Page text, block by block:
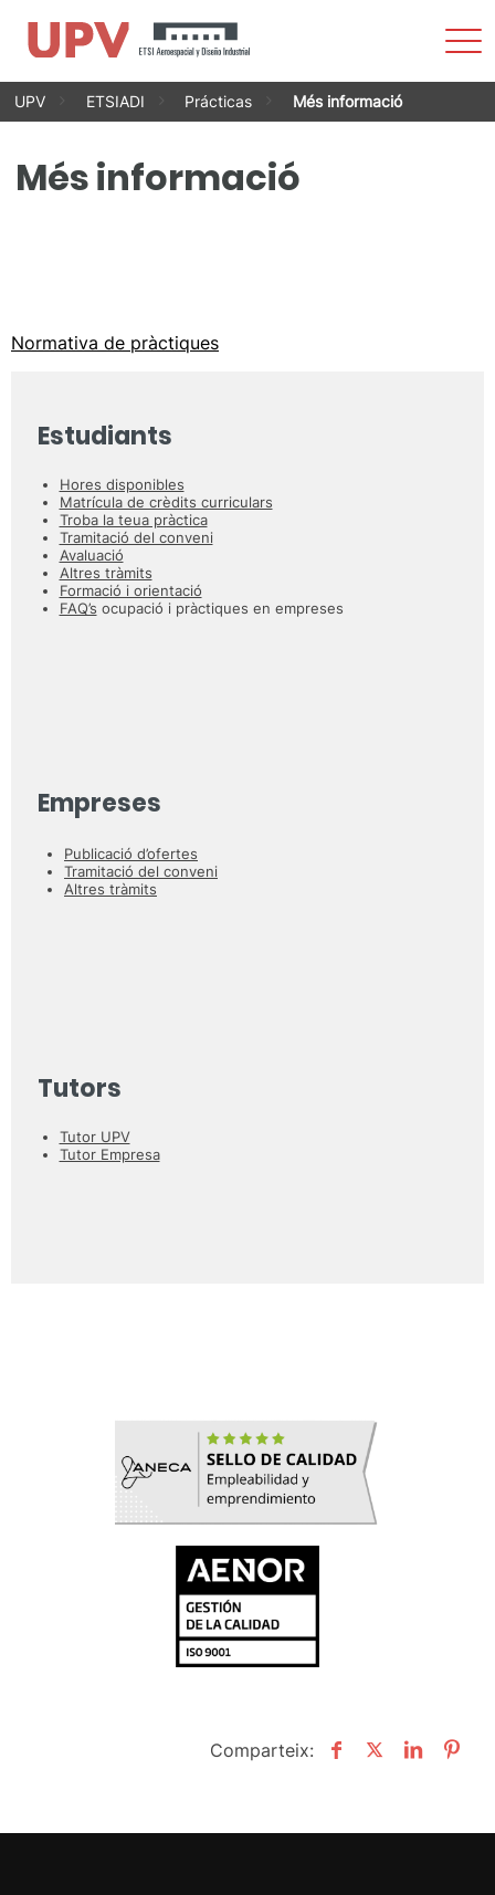
VésUPV ETSIADI Prácticas Més informació
Més informació
Normativa de pràctiques
Estudiants
Hores disponibles
Matrícula de crèdits curriculars
Troba la teua pràctica
Tramitació del conveni
Avaluació
Altres tràmits
Formació i orientació
FAQ’s ocupació i pràctiques en empreses
Empreses
Publicació d’ofertes
Tramitació del conveni
Altres tràmits
Tutors
Tutor UPV
Tutor Empresa
Comparteix: